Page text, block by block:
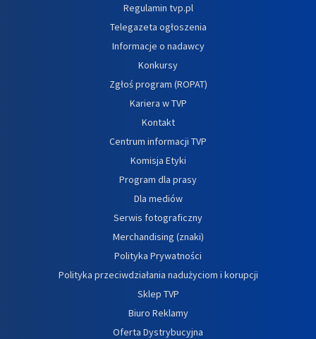
Regulamin tvp.pl
Telegazeta ogłoszenia
Informacje o nadawcy
Konkursy
Zgłoś program (ROPAT)
Kariera w TVP
Kontakt
Centrum informacji TVP
Komisja Etyki
Program dla prasy
Dla mediów
Serwis fotograficzny
Merchandising (znaki)
Polityka Prywatności
Polityka przeciwdziałania nadużyciom i korupcji
Sklep TVP
Biuro Reklamy
Oferta Dystrybucyjna